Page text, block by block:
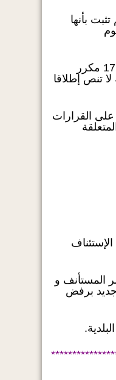
بأنها
حيث و أخيرا أن المادة 171 مكرر
تنص إطلاقا
القرارات
المستأنف و
برفض